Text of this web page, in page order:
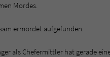
Mordes.
ermordet aufgefunden.
als Chefermittler hat gerade